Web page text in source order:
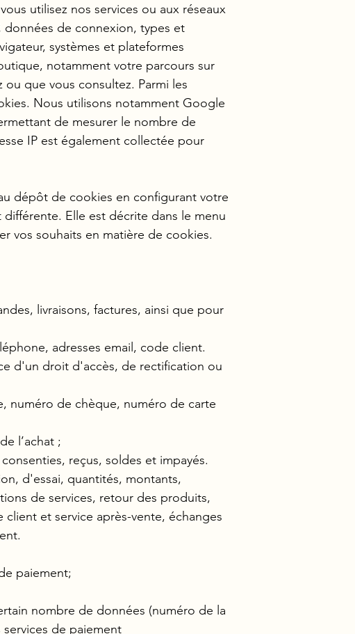
utilisez nos services ou aux réseaux
données de connexion, types et
systèmes et plateformes
notamment votre parcours sur
que vous consultez. Parmi les
Nous utilisons notamment Google
de mesurer le nombre de
IP est également collectée pour
dépôt de cookies en configurant votre
Elle est décrite dans le menu
vos souhaits en matière de cookies.
livraisons, factures, ainsi que pour
adresses email, code client.
d'un droit d'accès, de rectification ou
numéro de chèque, numéro de carte
l’achat ;
reçus, soldes et impayés.
d'essai, quantités, montants,
de services, retour des produits,
et service après-vente, échanges
paiement;
nombre de données (numéro de la
de paiement